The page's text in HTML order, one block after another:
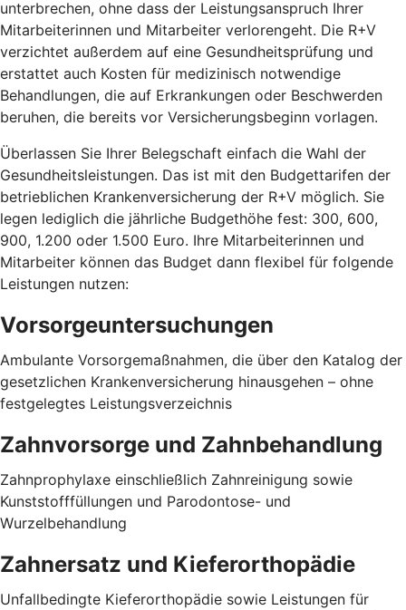
unterbrechen, ohne dass der Leistungsanspruch Ihrer
Mitarbeiterinnen und Mitarbeiter verlorengeht. Die R+V
verzichtet außerdem auf eine Gesundheitsprüfung und
erstattet auch Kosten für medizinisch notwendige
Behandlungen, die auf Erkrankungen oder Beschwerden
beruhen, die bereits vor Versicherungsbeginn vorlagen.
Überlassen Sie Ihrer Belegschaft einfach die Wahl der
Gesundheitsleistungen. Das ist mit den Budgettarifen der
betrieblichen Krankenversicherung der R+V möglich. Sie
legen lediglich die jährliche Budgethöhe fest: 300, 600,
900, 1.200 oder 1.500 Euro. Ihre Mitarbeiterinnen und
Mitarbeiter können das Budget dann flexibel für folgende
Leistungen nutzen:
Vorsorgeuntersuchungen
Ambulante Vorsorgemaßnahmen, die über den Katalog der
gesetzlichen Krankenversicherung hinausgehen – ohne
festgelegtes Leistungsverzeichnis
Zahnvorsorge und Zahnbehandlung
Zahnprophylaxe einschließlich Zahnreinigung sowie
Kunststofffüllungen und Parodontose- und
Wurzelbehandlung
Zahnersatz und Kieferorthopädie
Unfallbedingte Kieferorthopädie sowie Leistungen für